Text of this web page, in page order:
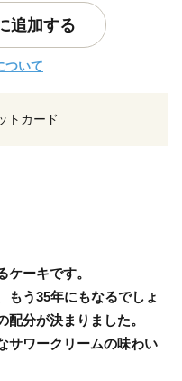
追加する
ついて
トカード
ーキです。
もう35年にもなるでしょ
分が決まりました。
サワークリームの味わい